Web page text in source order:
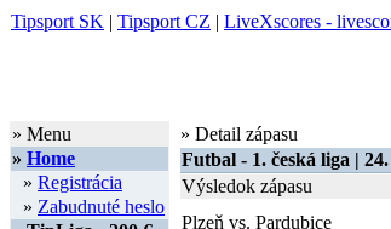
Tipsport SK | Tipsport CZ | LiveXscores -
» Menu
» Home
» Registrácia
» Zabudnuté heslo
» Detail zápasu
Futbal - 1. česká liga |
Výsledok zápasu
Plzeň vs. Pardubice